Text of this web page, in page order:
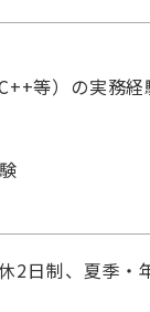
等）の実務経
2日制、夏季